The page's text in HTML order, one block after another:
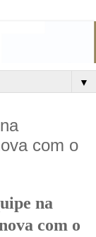
▼
com o
na
com o